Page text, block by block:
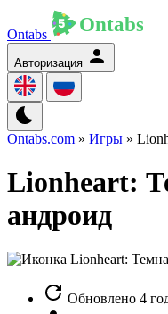
Ontabs
Авторизация
Ontabs.com » Игры »
Lionheart:
андроид
Обновлено 4